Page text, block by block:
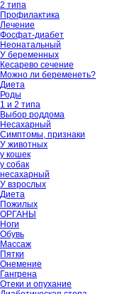
2 типа
Профилактика
Лечение
Фосфат-диабет
Неонатальный
У беременных
Кесарево сечение
Можно ли беременеть?
Диета
Роды
1 и 2 типа
Выбор роддома
Несахарный
Симптомы, признаки
У животных
у кошек
у собак
несахарный
У взрослых
Диета
Пожилых
ОРГАНЫ
Ноги
Обувь
Массаж
Пятки
Онемение
Гангрена
Отеки и опухание